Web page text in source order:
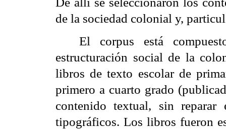
de la sociedad colonial y,
El corpus está
estructuración social de la
libros de texto escolar de
primero a cuarto grado
contenido textual, sin
tipográficos. Los libros fueron